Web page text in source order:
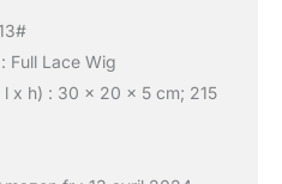
Full Lace Wig
x h) : 30 x 20 x 5 cm; 215